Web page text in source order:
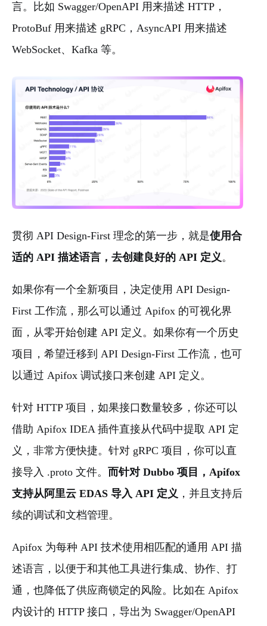
言。比如 Swagger/OpenAPI 用来描述 HTTP，
ProtoBuf 用来描述 gRPC，AsyncAPI 用来描述
WebSocket、Kafka 等。
贯彻 API Design-First 理念的第⼀步，就是使用合
适的 API 描述语言，去创建良好的 API 定义 。
如果你有一个全新项目，决定使用 API Design-
First 工作流，那么可以通过 Apifox 的可视化界
面，从零开始创建 API 定义。如果你有一个历史
项目，希望迁移到 API Design-First 工作流，也可
以通过 Apifox 调试接口来创建 API 定义。
针对 HTTP 项目，如果接口数量较多，你还可以
借助 Apifox IDEA 插件直接从代码中提取 API 定
义，非常方便快捷。针对 gRPC 项目，你可以直
接导入 .proto 文件。 而针对 Dubbo 项目，Apifox
支持从阿里云 EDAS 导入 API 定义 ，并且支持后
续的调试和文档管理。
Apifox 为每种 API 技术使用相匹配的通用 API 描
述语言，以便于和其他工具进行集成、协作、打
通，也降低了供应商锁定的风险。比如在 Apifox
内设计的 HTTP 接口，导出为 Swagger/OpenAPI